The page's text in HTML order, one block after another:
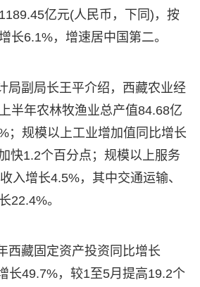
亿元(人民币，下同)，按
长6.1%，增速居中国第二。
局副局长王平介绍，西藏农业经
半年农林牧渔业总产值84.68亿
；规模以上工业增加值同比增长
快1.2个百分点；规模以上服务
入增长4.5%，其中交通运输、
22.4%。
西藏固定资产投资同比增长
长49.7%，较1至5月提高19.2个